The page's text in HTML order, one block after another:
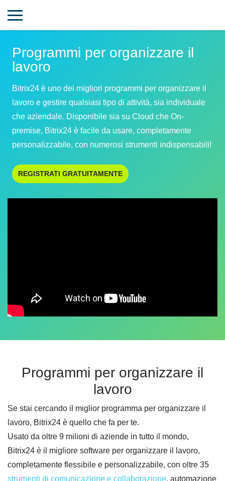
Programmi per organizzare il
lavoro
Bitrix24 è uno dei migliori programmi per organizzare il
lavoro e gestire qualsiasi tipo di attività, sia individuale
che aziendale. Disponibile sia su Cloud che On-
premise, Bitrix24 è facile da usare, completamente
personalizzabile, con numerosi strumenti indispensabili!
REGISTRATI GRATUITAMENTE
Programmi per organizzare il
lavoro
Se stai cercando il miglior programma per organizzare il
lavoro, Bitrix24 è quello che fa per te.
Usato da oltre 9 milioni di aziende in tutto il mondo,
Bitrix24 è il migliore software per organizzare il lavoro,
completamente flessibile e personalizzabile, con oltre 35
strumenti di comunicazione e collaborazione, automazione